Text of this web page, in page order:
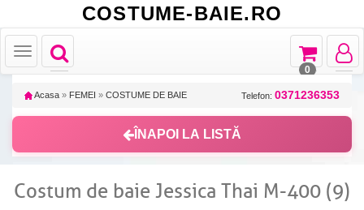
COSTUME-BAIE.RO
Toggle
navigation
Toggle
navigation
Toggle
Toggle
navigation
0
Acasa » FEMEI » COSTUME DE BAIE Telefon: 0371236353
ÎNAPOI LA LISTĂ
Costum de baie Jessica Thai M-400 (9)